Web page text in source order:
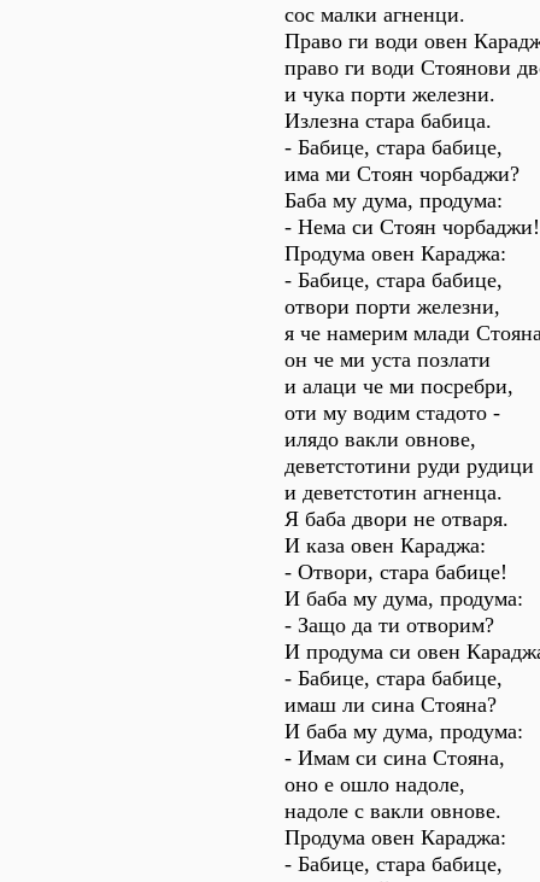
сос малки агненци.
Право ги води овен
право ги води Стоянови
и чука порти железни.
Излезна стара бабица.
- Бабице, стара бабице,
има ми Стоян чорбаджи?
Баба му дума, продума:
- Нема си Стоян чорбаджи!
Продума овен Караджа:
- Бабице, стара бабице,
отвори порти железни,
я че намерим млади
он че ми уста позлати
и алаци че ми посребри,
оти му водим стадото -
илядо вакли овнове,
деветстотини руди рудици
и деветстотин агненца.
Я баба двори не отваря.
И каза овен Караджа:
- Отвори, стара бабице!
И баба му дума, продума:
- Защо да ти отворим?
И продума си овен
- Бабице, стара бабице,
имаш ли сина Стояна?
И баба му дума, продума:
- Имам си сина Стояна,
оно е ошло надоле,
надоле с вакли овнове.
Продума овен Караджа:
- Бабице, стара бабице,